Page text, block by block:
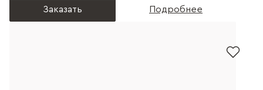
Заказать Подробнее